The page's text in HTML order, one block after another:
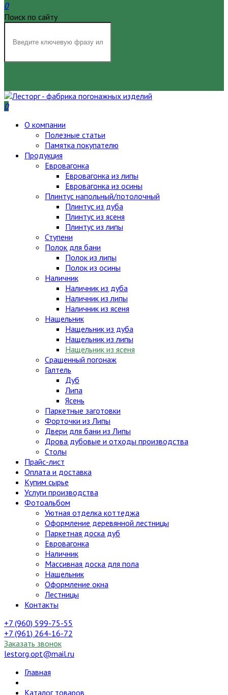
0
Поиск по сайту
0
О компании
Полезные статьи
Памятка покупателю
Продукция
Евровагонка
Евровагонка из липы
Евровагонка из осины
Плинтус напольный/потолочный
Плинтус из дуба
Плинтус из ясеня
Плинтус из липы
Ступени
Полок для бани
Полок из липы
Полок из осины
Наличник
Наличник из дуба
Наличник из липы
Наличник из ясеня
Нащельник
Нащельник из дуба
Нащельник из липы
Нащельник из ясеня
Сращенный погонаж
Галтель
Дуб
Липа
Ясень
Паркетные заготовки
Форточки из Липы
Двери для бани из Липы
Дрова дубовые и отходы производства
Столы
Прайс-лист
Оплата и доставка
Купим сырье
Услуги производства
Фотоальбом
Уютная отделка коттеджа
Оформление деревянной лестницы
Паркетная доска дуб
Евровагонка
Наличник
Массивная доска для пола
Нащельник
Оформление окна
Лестницы
Контакты
+7 (960) 599-75-55
+7 (961) 264-16-72
Заказать звонок
lestorg.opt@mail.ru
Главная
Каталог товаров